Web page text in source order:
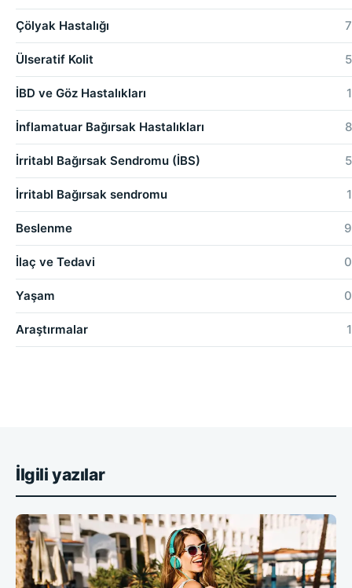
Çölyak Hastalığı 7
Ülseratif Kolit 5
İBD ve Göz Hastalıkları 1
İnflamatuar Bağırsak Hastalıkları 8
İrritabl Bağırsak Sendromu (İBS) 5
İrritabl Bağırsak sendromu 1
Beslenme 9
İlaç ve Tedavi 0
Yaşam 0
Araştırmalar 1
İlgili yazılar